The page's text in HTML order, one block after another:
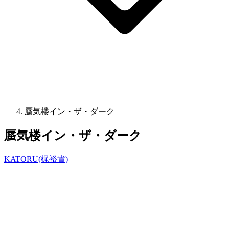
蜃気楼イン・ザ・ダーク
蜃気楼イン・ザ・ダーク
KATORU(梶裕貴)